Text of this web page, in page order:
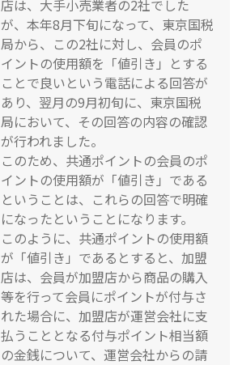
店は、大手小売業者の2社でした
が、本年8月下旬になって、東京国税
局から、この2社に対し、会員のポ
イントの使用額を「値引き」とする
ことで良いという電話による回答が
あり、翌月の9月初旬に、東京国税
局において、その回答の内容の確認
が行われました。
このため、共通ポイントの会員のポ
イントの使用額が「値引き」である
ということは、これらの回答で明確
になったということになります。
このように、共通ポイントの使用額
が「値引き」であるとすると、加盟
店は、会員が加盟店から商品の購入
等を行って会員にポイントが付与さ
れた場合に、加盟店が運営会社に支
払うこととなる付与ポイント相当額
の金銭について、運営会社からの請